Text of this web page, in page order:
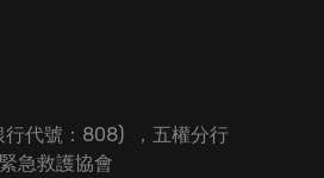
行代號：808) ，五權分行
急救護協會